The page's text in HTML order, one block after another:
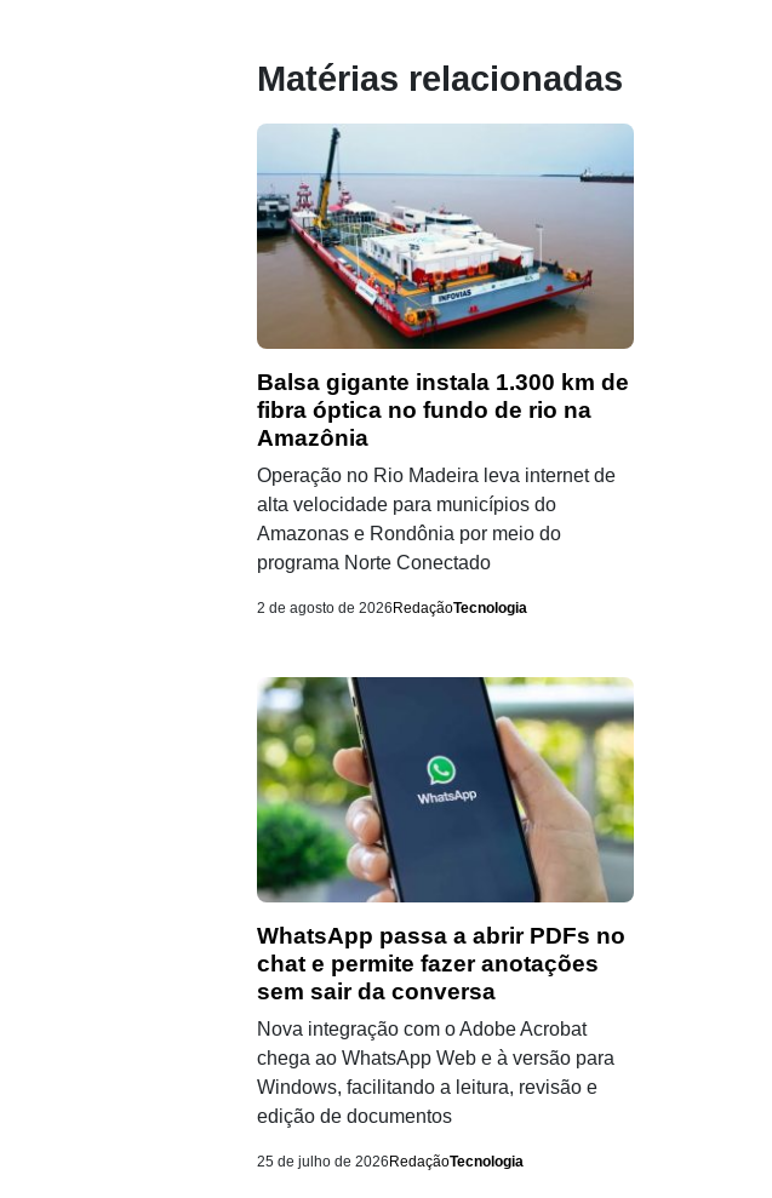
Matérias relacionadas
Balsa gigante instala 1.300 km de
fibra óptica no fundo de rio na
Amazônia
Operação no Rio Madeira leva internet de
alta velocidade para municípios do
Amazonas e Rondônia por meio do
programa Norte Conectado
2 de agosto de 2026 RedaçãoTecnologia
WhatsApp passa a abrir PDFs no
chat e permite fazer anotações
sem sair da conversa
Nova integração com o Adobe Acrobat
chega ao WhatsApp Web e à versão para
Windows, facilitando a leitura, revisão e
edição de documentos
25 de julho de 2026 RedaçãoTecnologia